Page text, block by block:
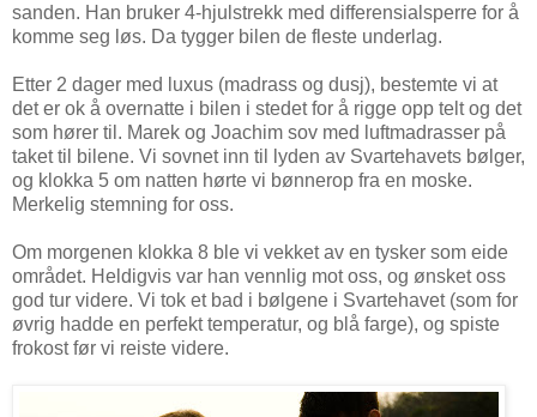
sanden. Han bruker 4-hjulstrekk med differensialsperre for å
komme seg løs. Da tygger bilen de fleste underlag.
Etter 2 dager med luxus (madrass og dusj), bestemte vi at
det er ok å overnatte i bilen i stedet for å rigge opp telt og det
som hører til. Marek og Joachim sov med luftmadrasser på
taket til bilene. Vi sovnet inn til lyden av Svartehavets bølger,
og klokka 5 om natten hørte vi bønnerop fra en moske.
Merkelig stemning for oss.
Om morgenen klokka 8 ble vi vekket av en tysker som eide
området. Heldigvis var han vennlig mot oss, og ønsket oss
god tur videre. Vi tok et bad i bølgene i Svartehavet (som for
øvrig hadde en perfekt temperatur, og blå farge), og spiste
frokost før vi reiste videre.